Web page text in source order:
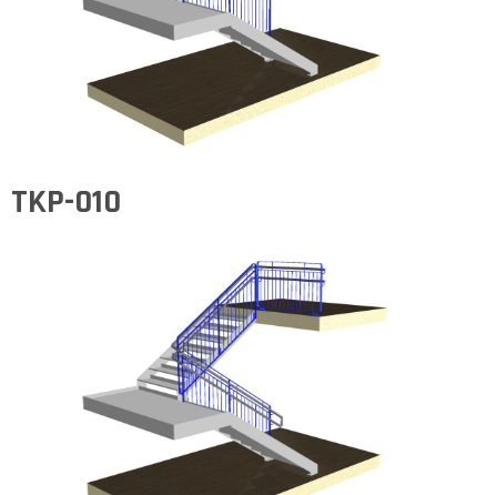
TKP-010